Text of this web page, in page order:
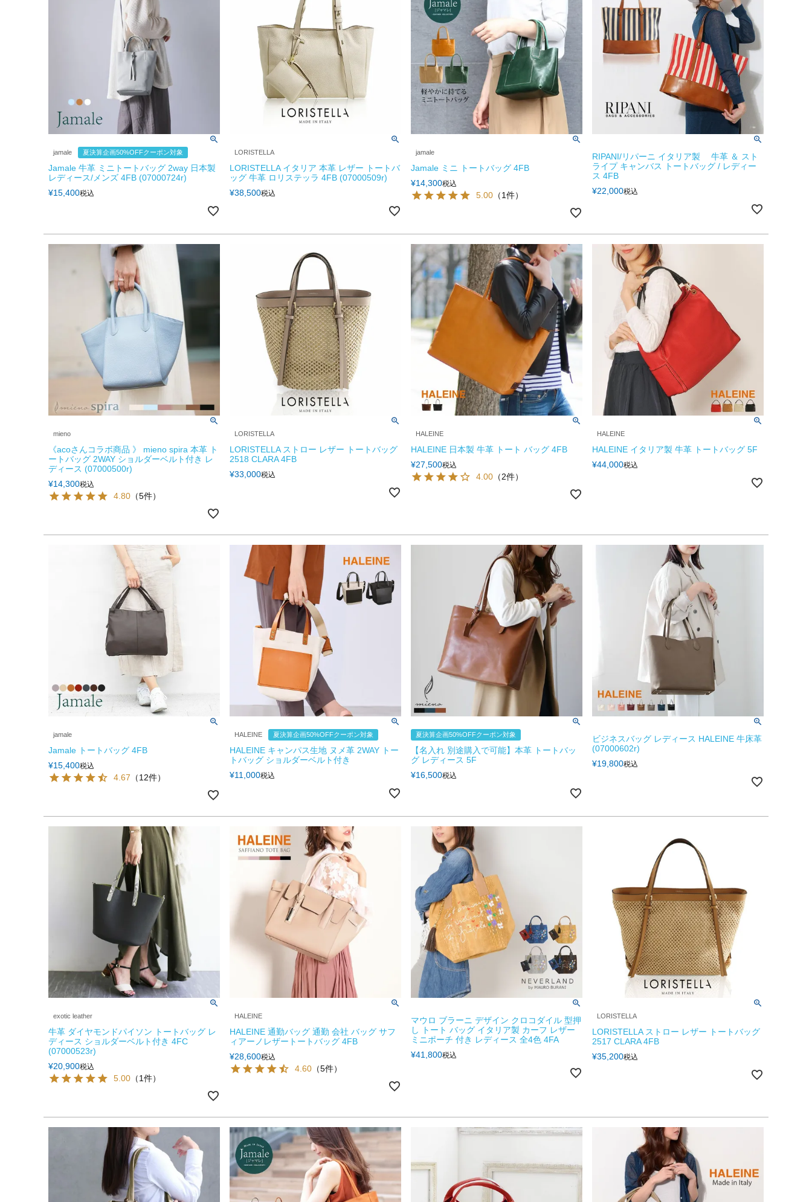
jamale 夏決算企画50%OFFクーポン対象
Jamale 牛革 ミニトートバッグ 2way 日本製
レディース/メンズ 4FB (07000724r)
¥15,400税込
LORISTELLA
LORISTELLA イタリア 本革 レザー トートバ
ッグ 牛革 ロリステッラ 4FB (07000509r)
¥38,500税込
jamale
Jamale ミニ トートバッグ 4FB
¥14,300税込
5.00 （1件）
RIPANI/リパーニ イタリア製 牛革 ＆ スト
ライプ キャンバス トートバッグ / レディー
ス 4FB
¥22,000税込
mieno
《acoさんコラボ商品 》 mieno spira 本革 ト
ートバッグ 2WAY ショルダーベルト付き レ
ディース (07000500r)
¥14,300税込
4.80 （5件）
LORISTELLA
LORISTELLA ストロー レザー トートバッグ
2518 CLARA 4FB
¥33,000税込
HALEINE
HALEINE 日本製 牛革 トート バッグ 4FB
¥27,500税込
4.00 （2件）
HALEINE
HALEINE イタリア製 牛革 トートバッグ 5F
¥44,000税込
jamale
Jamale トートバッグ 4FB
¥15,400税込
4.67 （12件）
HALEINE 夏決算企画50%OFFクーポン対象
HALEINE キャンパス生地 ヌメ革 2WAY トー
トバッグ ショルダーベルト付き
¥11,000税込
夏決算企画50%OFFクーポン対象
【名入れ 別途購入で可能】本革 トートバッ
グ レディース 5F
¥16,500税込
ビジネスバッグ レディース HALEINE 牛床革
(07000602r)
¥19,800税込
exotic leather
牛革 ダイヤモンドパイソン トートバッグ レ
ディース ショルダーベルト付き 4FC
(07000523r)
¥20,900税込
5.00 （1件）
HALEINE
HALEINE 通勤バッグ 通勤 会社 バッグ サフ
ィアーノレザートートバッグ 4FB
¥28,600税込
4.60 （5件）
マウロ ブラーニ デザイン クロコダイル 型押
し トート バッグ イタリア製 カーフ レザー
ミニポーチ 付き レディース 全4色 4FA
¥41,800税込
LORISTELLA
LORISTELLA ストロー レザー トートバッグ
2517 CLARA 4FB
¥35,200税込